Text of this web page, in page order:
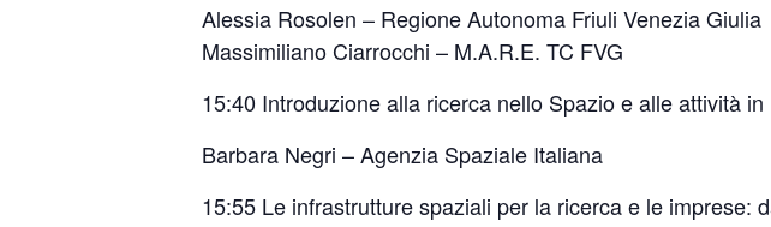
Alessia Rosolen – Regione Autonoma Friuli Venezia Giulia
Massimiliano Ciarrocchi – M.A.R.E. TC FVG
15:40 Introduzione alla ricerca nello Spazio e alle attività
Barbara Negri – Agenzia Spaziale Italiana
15:55 Le infrastrutture spaziali per la ricerca e le imprese: